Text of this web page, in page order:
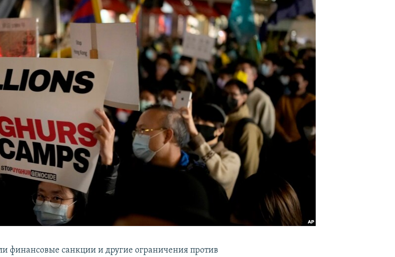
финансовые санкции и другие ограничения против